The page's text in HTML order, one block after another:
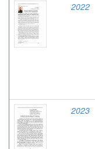
2022
2023